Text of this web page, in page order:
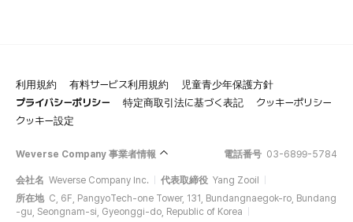
利用規約 有料サービス利用規約
児童青少年保護方針
プライバシーポリシー
特定商取引法に基づく表記
クッキーポリシー
クッキー設定
Weverse Company 事業者情報 電話番号 03-6899-5784
会社名 Weverse Company Inc. 代表取締役 Yang Zooil
所在地 C, 6F, PangyoTech-one Tower, 131, Bundangnaegok-ro, Bundang
-gu, Seongnam-si, Gyeonggi-do, Republic of Korea